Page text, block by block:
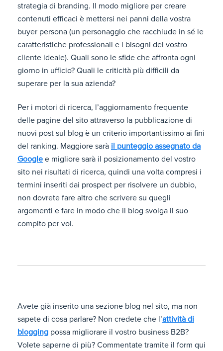
strategia di branding. Il modo migliore per creare
contenuti efficaci è mettersi nei panni della vostra
buyer persona (un personaggio che racchiude in sé le
caratteristiche professionali e i bisogni del vostro
cliente ideale). Quali sono le sfide che affronta ogni
giorno in ufficio? Quali le criticità più difficili da
superare per la sua azienda?
Per i motori di ricerca, l’aggiornamento frequente
delle pagine del sito attraverso la pubblicazione di
nuovi post sul blog è un criterio importantissimo ai fini
del ranking. Maggiore sarà il punteggio assegnato da
Google e migliore sarà il posizionamento del vostro
sito nei risultati di ricerca, quindi una volta compresi i
termini inseriti dai prospect per risolvere un dubbio,
non dovrete fare altro che scrivere su quegli
argomenti e fare in modo che il blog svolga il suo
compito per voi.
Avete già inserito una sezione blog nel sito, ma non
sapete di cosa parlare? Non credete che l’attività di
blogging possa migliorare il vostro business B2B?
Volete saperne di più? Commentate tramite il form qui